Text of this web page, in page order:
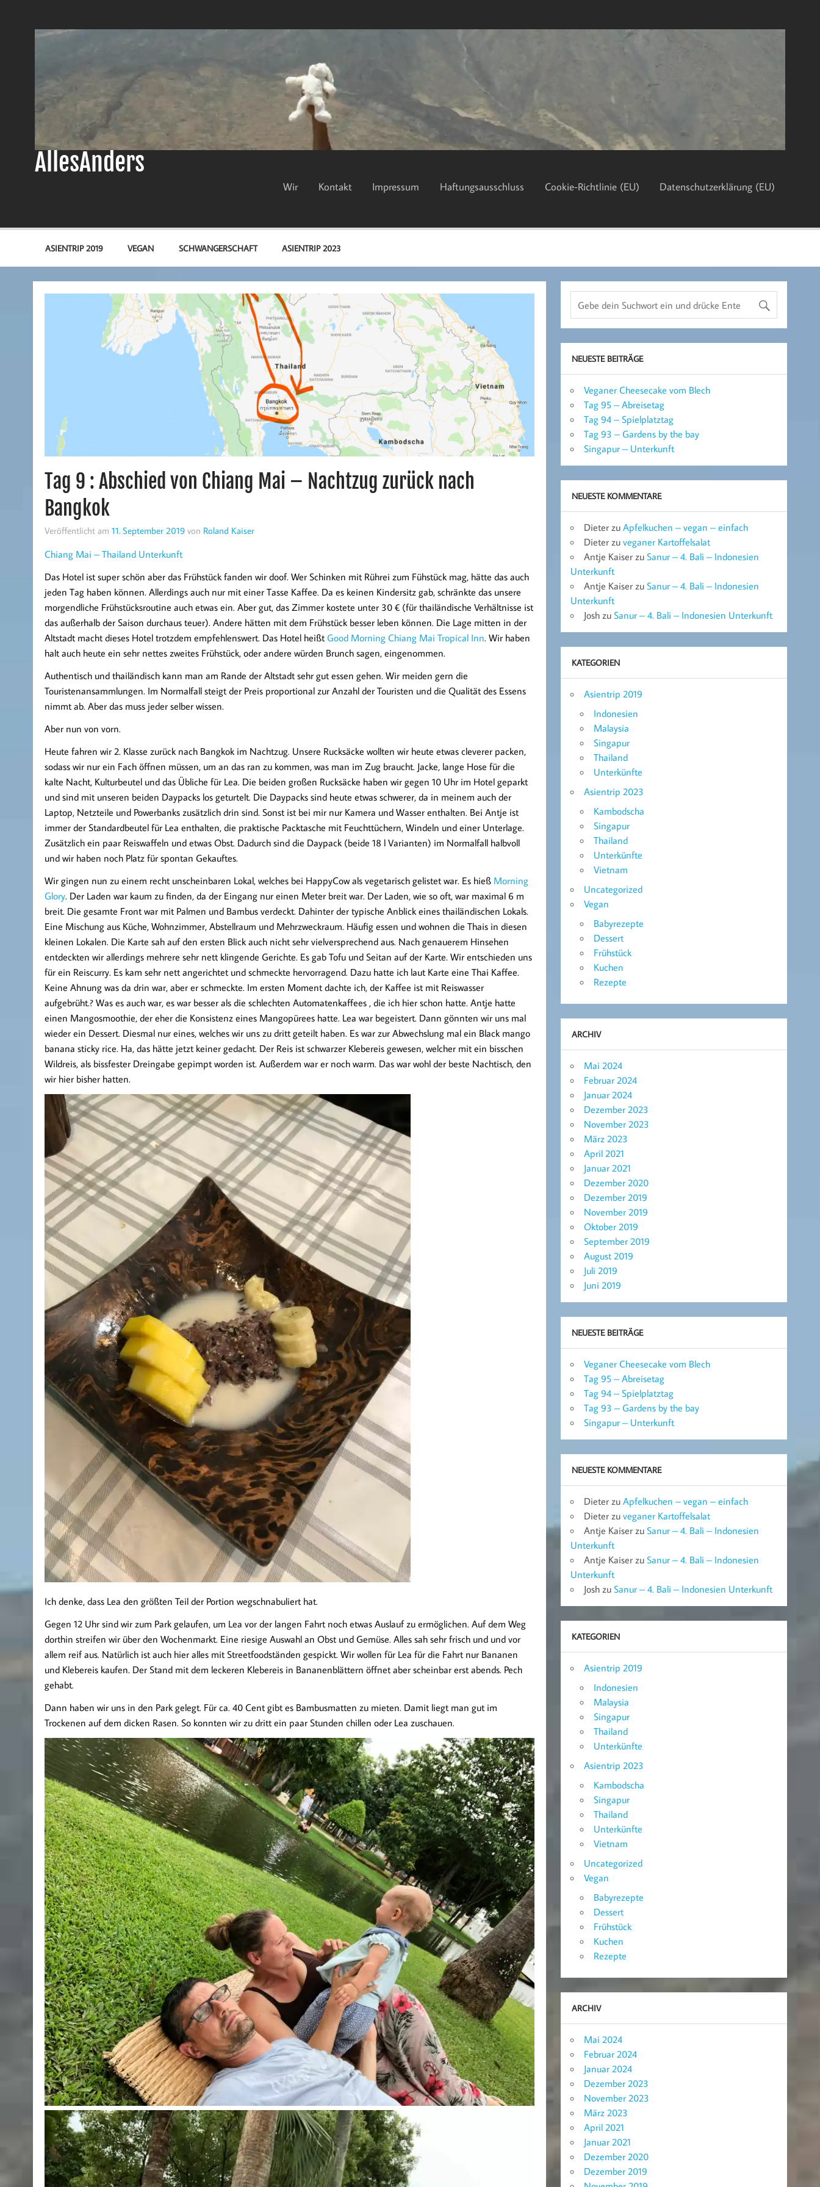
AllesAnders
Wir Kontakt Impressum Haftungsausschluss Cookie-Richtlinie (EU) Datenschutzerklärung (EU)
ASIENTRIP 2019 VEGAN SCHWANGERSCHAFT ASIENTRIP 2023
Tag 9 : Abschied von Chiang Mai – Nachtzug zurück nach
Bangkok
Veröffentlicht am 11. September 2019von Roland Kaiser
Chiang Mai – Thailand Unterkunft
Das Hotel ist super schön aber das Frühstück fanden wir doof. Wer Schinken mit Rührei zum Fühstück mag, hätte das auch
jeden Tag haben können. Allerdings auch nur mit einer Tasse Kaffee. Da es keinen Kindersitz gab, schränkte das unsere
morgendliche Frühstücksroutine auch etwas ein. Aber gut, das Zimmer kostete unter 30 € (für thailändische Verhältnisse ist
das außerhalb der Saison durchaus teuer). Andere hätten mit dem Frühstück besser leben können. Die Lage mitten in der
Altstadt macht dieses Hotel trotzdem empfehlenswert. Das Hotel heißt Good Morning Chiang Mai Tropical Inn. Wir haben
halt auch heute ein sehr nettes zweites Frühstück, oder andere würden Brunch sagen, eingenommen.
Authentisch und thailändisch kann man am Rande der Altstadt sehr gut essen gehen. Wir meiden gern die
Touristenansammlungen. Im Normalfall steigt der Preis proportional zur Anzahl der Touristen und die Qualität des Essens
nimmt ab. Aber das muss jeder selber wissen.
Aber nun von vorn.
Heute fahren wir 2. Klasse zurück nach Bangkok im Nachtzug. Unsere Rucksäcke wollten wir heute etwas cleverer packen,
sodass wir nur ein Fach öffnen müssen, um an das ran zu kommen, was man im Zug braucht. Jacke, lange Hose für die
kalte Nacht, Kulturbeutel und das Übliche für Lea. Die beiden großen Rucksäcke haben wir gegen 10 Uhr im Hotel geparkt
und sind mit unseren beiden Daypacks los geturtelt. Die Daypacks sind heute etwas schwerer, da in meinem auch der
Laptop, Netzteile und Powerbanks zusätzlich drin sind. Sonst ist bei mir nur Kamera und Wasser enthalten. Bei Antje ist
immer der Standardbeutel für Lea enthalten, die praktische Packtasche mit Feuchttüchern, Windeln und einer Unterlage.
Zusätzlich ein paar Reiswaffeln und etwas Obst. Dadurch sind die Daypack (beide 18 l Varianten) im Normalfall halbvoll
und wir haben noch Platz für spontan Gekauftes.
Wir gingen nun zu einem recht unscheinbaren Lokal, welches bei HappyCow als vegetarisch gelistet war. Es hieß Morning
Glory. Der Laden war kaum zu finden, da der Eingang nur einen Meter breit war. Der Laden, wie so oft, war maximal 6 m
breit. Die gesamte Front war mit Palmen und Bambus verdeckt. Dahinter der typische Anblick eines thailändischen Lokals.
Eine Mischung aus Küche, Wohnzimmer, Abstellraum und Mehrzweckraum. Häufig essen und wohnen die Thais in diesen
kleinen Lokalen. Die Karte sah auf den ersten Blick auch nicht sehr vielversprechend aus. Nach genauerem Hinsehen
entdeckten wir allerdings mehrere sehr nett klingende Gerichte. Es gab Tofu und Seitan auf der Karte. Wir entschieden uns
für ein Reiscurry. Es kam sehr nett angerichtet und schmeckte hervorragend. Dazu hatte ich laut Karte eine Thai Kaffee.
Keine Ahnung was da drin war, aber er schmeckte. Im ersten Moment dachte ich, der Kaffee ist mit Reiswasser
aufgebrüht.? Was es auch war, es war besser als die schlechten Automatenkaffees , die ich hier schon hatte. Antje hatte
einen Mangosmoothie, der eher die Konsistenz eines Mangopürees hatte. Lea war begeistert. Dann gönnten wir uns mal
wieder ein Dessert. Diesmal nur eines, welches wir uns zu dritt geteilt haben. Es war zur Abwechslung mal ein Black mango
banana sticky rice. Ha, das hätte jetzt keiner gedacht. Der Reis ist schwarzer Klebereis gewesen, welcher mit ein bisschen
Wildreis, als bissfester Dreingabe gepimpt worden ist. Außerdem war er noch warm. Das war wohl der beste Nachtisch, den
wir hier bisher hatten.
Ich denke, dass Lea den größten Teil der Portion wegschnabuliert hat.
Gegen 12 Uhr sind wir zum Park gelaufen, um Lea vor der langen Fahrt noch etwas Auslauf zu ermöglichen. Auf dem Weg
dorthin streifen wir über den Wochenmarkt. Eine riesige Auswahl an Obst und Gemüse. Alles sah sehr frisch und und vor
allem reif aus. Natürlich ist auch hier alles mit Streetfoodständen gespickt. Wir wollen für Lea für die Fahrt nur Bananen
und Klebereis kaufen. Der Stand mit dem leckeren Klebereis in Bananenblättern öffnet aber scheinbar erst abends. Pech
gehabt.
Dann haben wir uns in den Park gelegt. Für ca. 40 Cent gibt es Bambusmatten zu mieten. Damit liegt man gut im
Trockenen auf dem dicken Rasen. So konnten wir zu dritt ein paar Stunden chillen oder Lea zuschauen.
NEUESTE BEITRÄGE
Veganer Cheesecake vom Blech
Tag 95 – Abreisetag
Tag 94 – Spielplatztag
Tag 93 – Gardens by the bay
Singapur – Unterkunft
NEUESTE KOMMENTARE
Dieter zuApfelkuchen – vegan – einfach
Dieter zuveganer Kartoffelsalat
Antje Kaiser zu Sanur – 4. Bali – Indonesien
Unterkunft
Antje Kaiser zu Sanur – 4. Bali – Indonesien
Unterkunft
Josh zu Sanur – 4. Bali – Indonesien Unterkunft
KATEGORIEN
Asientrip 2019
Indonesien
Malaysia
Singapur
Thailand
Unterkünfte
Asientrip 2023
Kambodscha
Singapur
Thailand
Unterkünfte
Vietnam
Uncategorized
Vegan
Babyrezepte
Dessert
Frühstück
Kuchen
Rezepte
ARCHIV
Mai 2024
Februar 2024
Januar 2024
Dezember 2023
November 2023
März 2023
April 2021
Januar 2021
Dezember 2020
Dezember 2019
November 2019
Oktober 2019
September 2019
August 2019
Juli 2019
Juni 2019
NEUESTE BEITRÄGE
Veganer Cheesecake vom Blech
Tag 95 – Abreisetag
Tag 94 – Spielplatztag
Tag 93 – Gardens by the bay
Singapur – Unterkunft
NEUESTE KOMMENTARE
Dieter zuApfelkuchen – vegan – einfach
Dieter zuveganer Kartoffelsalat
Antje Kaiser zu Sanur – 4. Bali – Indonesien
Unterkunft
Antje Kaiser zu Sanur – 4. Bali – Indonesien
Unterkunft
Josh zu Sanur – 4. Bali – Indonesien Unterkunft
KATEGORIEN
Asientrip 2019
Indonesien
Malaysia
Singapur
Thailand
Unterkünfte
Asientrip 2023
Kambodscha
Singapur
Thailand
Unterkünfte
Vietnam
Uncategorized
Vegan
Babyrezepte
Dessert
Frühstück
Kuchen
Rezepte
ARCHIV
Mai 2024
Februar 2024
Januar 2024
Dezember 2023
November 2023
März 2023
April 2021
Januar 2021
Dezember 2020
Dezember 2019